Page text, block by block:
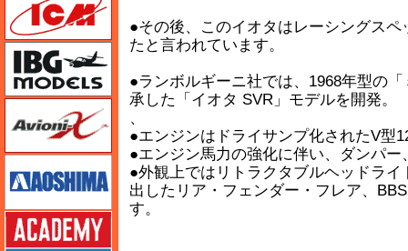
●その後、このイオタはレーシングス
たと言われています。
●ランボルギーニ社では、1968年型の
承した「イオタ SVR」モデルを開発。
、
●エンジンはドライサンプ化されたV型
●エンジン馬力の強化に伴い、ダンパ
●外観上ではリトラクタブルヘッドラ
出したリア・フェンダー・フレア、
す。
Avioni-X（アヴィオニクス）
アオシマ
アカデミー